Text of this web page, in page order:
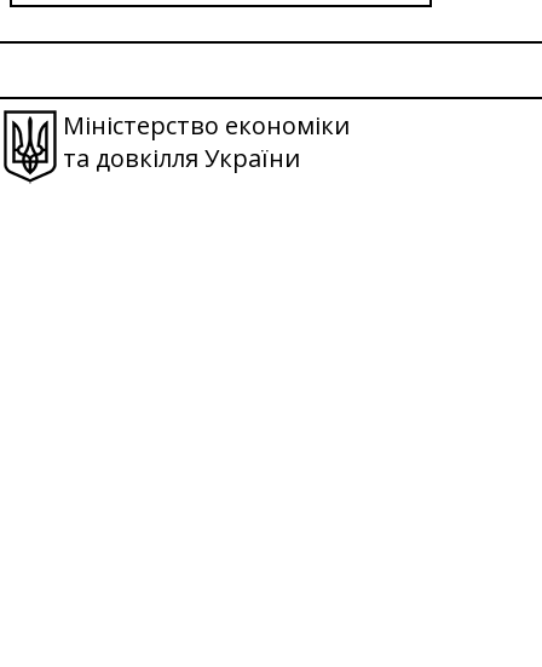
Міністерство економіки
та довкілля України